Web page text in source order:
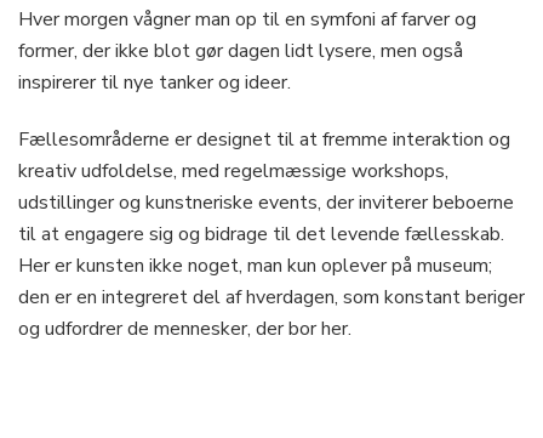
Hver morgen vågner man op til en symfoni af farver og
former, der ikke blot gør dagen lidt lysere, men også
inspirerer til nye tanker og ideer.
Fællesområderne er designet til at fremme interaktion og
kreativ udfoldelse, med regelmæssige workshops,
udstillinger og kunstneriske events, der inviterer beboerne
til at engagere sig og bidrage til det levende fællesskab.
Her er kunsten ikke noget, man kun oplever på museum;
den er en integreret del af hverdagen, som konstant beriger
og udfordrer de mennesker, der bor her.